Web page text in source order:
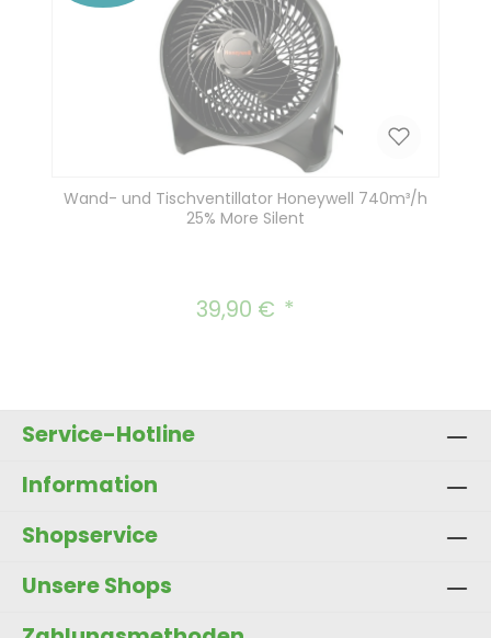
Wand- und Tischventillator Honeywell 740m³/h
25% More Silent
Regulärer Preis:
39,90 €
Service-Hotline
Information
Shopservice
Unsere Shops